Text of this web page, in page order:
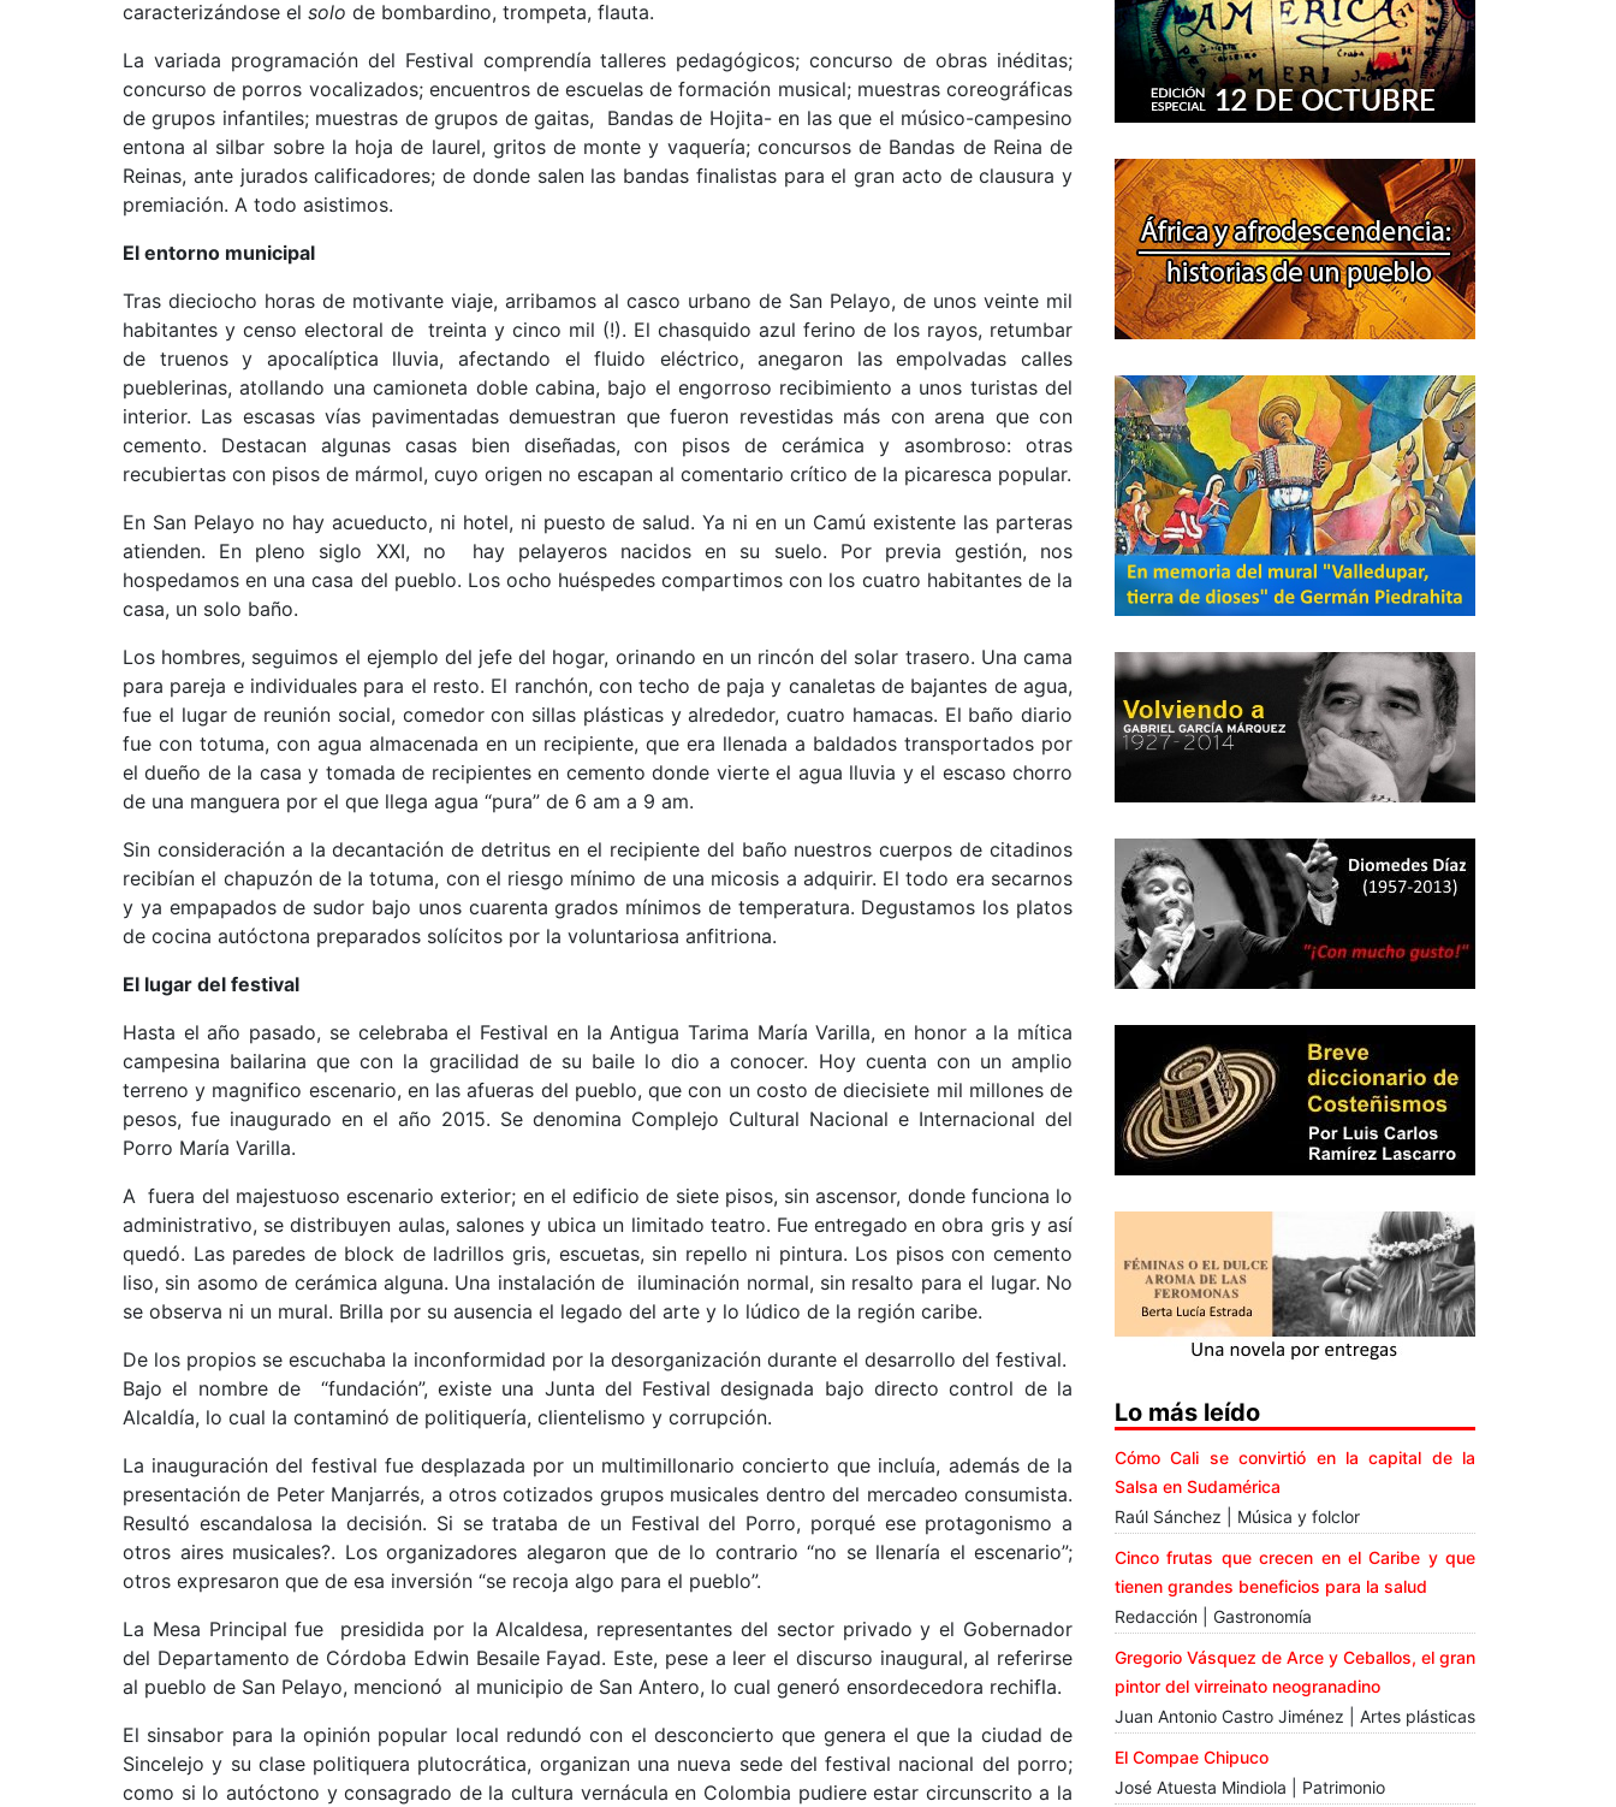
caracterizándose el solo de bombardino, trompeta, flauta.
La variada programación del Festival comprendía talleres pedagógicos; concurso de obras inéditas;
concurso de porros vocalizados; encuentros de escuelas de formación musical; muestras coreográficas
de grupos infantiles; muestras de grupos de gaitas, Bandas de Hojita- en las que el músico-campesino
entona al silbar sobre la hoja de laurel, gritos de monte y vaquería; concursos de Bandas de Reina de
Reinas, ante jurados calificadores; de donde salen las bandas finalistas para el gran acto de clausura y
premiación. A todo asistimos.
El entorno municipal
Tras dieciocho horas de motivante viaje, arribamos al casco urbano de San Pelayo, de unos veinte mil
habitantes y censo electoral de treinta y cinco mil (!). El chasquido azul ferino de los rayos, retumbar
de truenos y apocalíptica lluvia, afectando el fluido eléctrico, anegaron las empolvadas calles
pueblerinas, atollando una camioneta doble cabina, bajo el engorroso recibimiento a unos turistas del
interior. Las escasas vías pavimentadas demuestran que fueron revestidas más con arena que con
cemento. Destacan algunas casas bien diseñadas, con pisos de cerámica y asombroso: otras
recubiertas con pisos de mármol, cuyo origen no escapan al comentario crítico de la picaresca popular.
En San Pelayo no hay acueducto, ni hotel, ni puesto de salud. Ya ni en un Camú existente las parteras
atienden. En pleno siglo XXI, no hay pelayeros nacidos en su suelo. Por previa gestión, nos
hospedamos en una casa del pueblo. Los ocho huéspedes compartimos con los cuatro habitantes de la
casa, un solo baño.
Los hombres, seguimos el ejemplo del jefe del hogar, orinando en un rincón del solar trasero. Una cama
para pareja e individuales para el resto. El ranchón, con techo de paja y canaletas de bajantes de agua,
fue el lugar de reunión social, comedor con sillas plásticas y alrededor, cuatro hamacas. El baño diario
fue con totuma, con agua almacenada en un recipiente, que era llenada a baldados transportados por
el dueño de la casa y tomada de recipientes en cemento donde vierte el agua lluvia y el escaso chorro
de una manguera por el que llega agua “pura” de 6 am a 9 am.
Sin consideración a la decantación de detritus en el recipiente del baño nuestros cuerpos de citadinos
recibían el chapuzón de la totuma, con el riesgo mínimo de una micosis a adquirir. El todo era secarnos
y ya empapados de sudor bajo unos cuarenta grados mínimos de temperatura. Degustamos los platos
de cocina autóctona preparados solícitos por la voluntariosa anfitriona.
El lugar del festival
Hasta el año pasado, se celebraba el Festival en la Antigua Tarima María Varilla, en honor a la mítica
campesina bailarina que con la gracilidad de su baile lo dio a conocer. Hoy cuenta con un amplio
terreno y magnifico escenario, en las afueras del pueblo, que con un costo de diecisiete mil millones de
pesos, fue inaugurado en el año 2015. Se denomina Complejo Cultural Nacional e Internacional del
Porro María Varilla.
A fuera del majestuoso escenario exterior; en el edificio de siete pisos, sin ascensor, donde funciona lo
administrativo, se distribuyen aulas, salones y ubica un limitado teatro. Fue entregado en obra gris y así
quedó. Las paredes de block de ladrillos gris, escuetas, sin repello ni pintura. Los pisos con cemento
liso, sin asomo de cerámica alguna. Una instalación de iluminación normal, sin resalto para el lugar. No
se observa ni un mural. Brilla por su ausencia el legado del arte y lo lúdico de la región caribe.
De los propios se escuchaba la inconformidad por la desorganización durante el desarrollo del festival.
Bajo el nombre de “fundación”, existe una Junta del Festival designada bajo directo control de la
Alcaldía, lo cual la contaminó de politiquería, clientelismo y corrupción.
La inauguración del festival fue desplazada por un multimillonario concierto que incluía, además de la
presentación de Peter Manjarrés, a otros cotizados grupos musicales dentro del mercadeo consumista.
Resultó escandalosa la decisión. Si se trataba de un Festival del Porro, porqué ese protagonismo a
otros aires musicales?. Los organizadores alegaron que de lo contrario “no se llenaría el escenario”;
otros expresaron que de esa inversión “se recoja algo para el pueblo”.
La Mesa Principal fue presidida por la Alcaldesa, representantes del sector privado y el Gobernador
del Departamento de Córdoba Edwin Besaile Fayad. Este, pese a leer el discurso inaugural, al referirse
al pueblo de San Pelayo, mencionó al municipio de San Antero, lo cual generó ensordecedora rechifla.
El sinsabor para la opinión popular local redundó con el desconcierto que genera el que la ciudad de
Sincelejo y su clase politiquera plutocrática, organizan una nueva sede del festival nacional del porro;
como si lo autóctono y consagrado de la cultura vernácula en Colombia pudiere estar circunscrito a la
Lo más leído
Cómo Cali se convirtió en la capital de la
Salsa en Sudamérica
Raúl Sánchez | Música y folclor
Cinco frutas que crecen en el Caribe y que
tienen grandes beneficios para la salud
Redacción | Gastronomía
Gregorio Vásquez de Arce y Ceballos, el gran
pintor del virreinato neogranadino
Juan Antonio Castro Jiménez | Artes plásticas
El Compae Chipuco
José Atuesta Mindiola | Patrimonio